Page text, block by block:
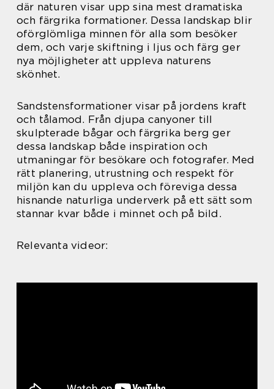
där naturen visar upp sina mest dramatiska
och färgrika formationer. Dessa landskap blir
oförglömliga minnen för alla som besöker
dem, och varje skiftning i ljus och färg ger
nya möjligheter att uppleva naturens
skönhet.
Sandstensformationer visar på jordens kraft
och tålamod. Från djupa canyoner till
skulpterade bågar och färgrika berg ger
dessa landskap både inspiration och
utmaningar för besökare och fotografer. Med
rätt planering, utrustning och respekt för
miljön kan du uppleva och föreviga dessa
hisnande naturliga underverk på ett sätt som
stannar kvar både i minnet och på bild.
Relevanta videor: